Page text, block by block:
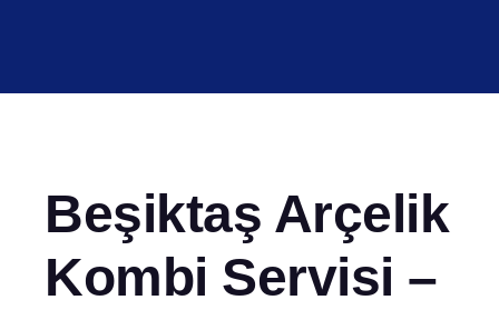
Beşiktaş Arçelik
Kombi Servisi –